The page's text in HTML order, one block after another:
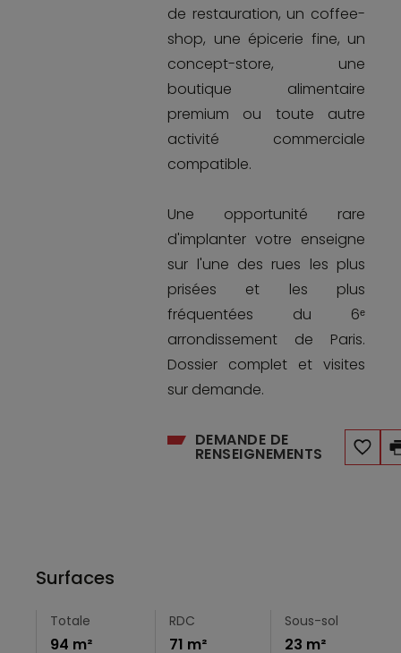
de restauration, un coffee-
shop, une épicerie fine, un
concept-store, une
boutique alimentaire
premium ou toute autre
activité commerciale
compatible.
Une opportunité rare
d'implanter votre enseigne
sur l'une des rues les plus
prisées et les plus
fréquentées du 6ᵉ
arrondissement de Paris.
Dossier complet et visites
sur demande.
DEMANDE DE
RENSEIGNEMENTS
Surfaces
Totale
94 m²
RDC
71 m²
Sous-sol
23 m²